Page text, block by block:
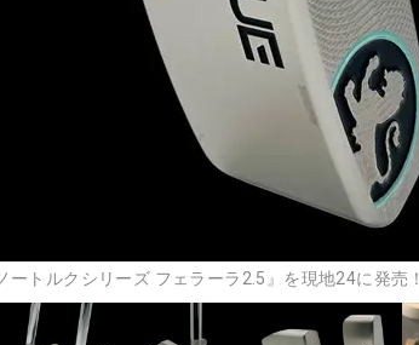
ートルクシリーズ フェラーラ2.5』を現地24に発売！